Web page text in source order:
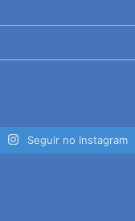
Seguir no Instagram